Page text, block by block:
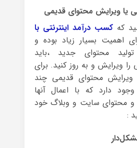
یا ویرایش محتوای قدیمی
که کسب درآمد اینترنتی با
اهمیت بسیار زیاد بوده و
محتوای جدید ،باید
ویرایش و به روز کنید. برای
ویرایش محتوای قدیمی چند
وجود دارد که با اعمال آنها
و محتوای سایت و وبلاگ خود
: